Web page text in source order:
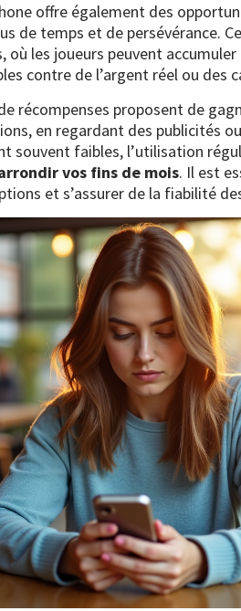
offre également des
de temps et de persévérance.
où les joueurs peuvent
contre de l’argent réel ou des
récompenses proposent de
en regardant des publicités
souvent faibles, l’utilisation
vos fins de mois. Il est
et s’assurer de la fiabilité